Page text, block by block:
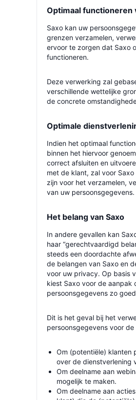
Optimaal functioneren
Saxo kan uw
grenzen verzamelen,
ervoor te zorgen dat Saxo
functioneren.
Deze verwerking zal
verschillende wettelijke
de concrete
Optimale
Indien het optimaal
binnen het hiervoor
correct afsluiten en
met de klant, zal voor
zijn voor het verzamelen,
van uw persoonsgegevens.
Het belang van Saxo
In andere gevallen kan
haar “gerechtvaardigd
steeds een doordachte
de belangen van Saxo en
voor uw privacy. Op basis
kiest Saxo voor de aanpak
persoonsgegevens zo
Dit is het geval bij het
persoonsgegevens voor
Om (potentiële) klanten
over de dienstverlening
Om deelname aan
mogelijk te maken.
Om deelname aan